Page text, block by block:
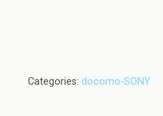
Categories: docomo-SONY